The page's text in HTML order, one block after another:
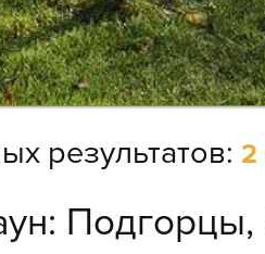
результатов: 2
Подгорцы,